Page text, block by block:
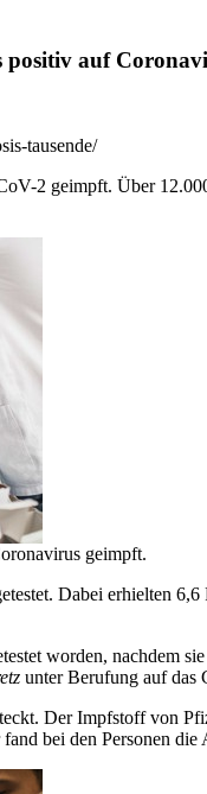
positiv auf
tausende/
2 geimpft. Über
geimpft.
Dabei erhielten
worden, nachdem
unter Berufung auf das
Der Impfstoff von
bei den Personen